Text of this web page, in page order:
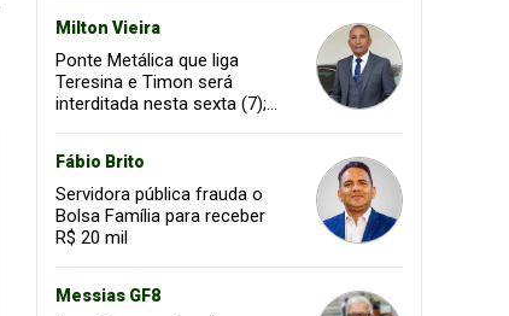
Milton Vieira
Ponte Metálica que liga
Teresina e Timon será
interditada nesta sexta (7);
Fábio Brito
Servidora pública frauda o
Bolsa Família para receber
R$ 20 mil
Messias GF8